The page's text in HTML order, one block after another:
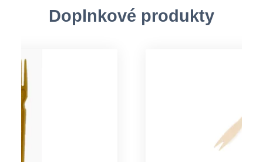
Doplnkové produkty